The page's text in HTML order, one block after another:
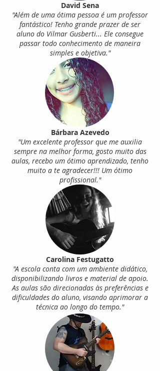
Bárbara Azevedo
"Um excelente professor que me auxilia
sempre na melhor forma, gosto muito das
aulas, recebo um ótimo aprendizado, tenho
muito a te agradecer!!! Um ótimo
profissional."
David Sena
"Além de uma ótima pessoa é um professor
fantástico! Tenho grande prazer de ser
aluno do Vilmar Gusberti... Ele consegue
passar todo conhecimento de maneira
simples e objetiva."
Carolina Festugatto
"A escola conta com um ambiente didático,
disponibilizando livros e material de apoio.
As aulas são direcionadas às preferências e
dificuldades do aluno, visando aprimorar a
técnica ao longo do tempo."